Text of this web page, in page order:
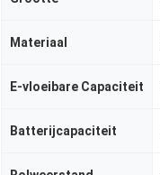
Materiaal
E-vloeibare Capaciteit
Batterijcapaciteit